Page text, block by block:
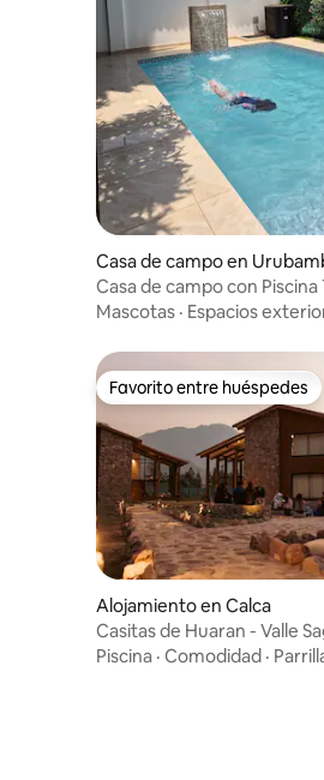
Casa de campo en
Casa de campo con
en Urubamba
Mascotas · Espacios
Favorito entre huéspedes
Favorito entre huéspedes
Alojamiento en Calca
Casitas de Huaran - Valle
Piscina · Comodidad ·